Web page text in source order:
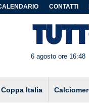
CONTATTI
6 agosto ore 16:48
Coppa Italia